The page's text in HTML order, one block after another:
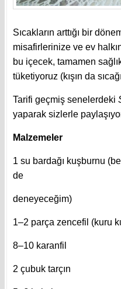
Sıcakların arttığı bir
misafirlerinize ve ev
bu içecek, tamamen
tüketiyoruz (kışın da
Tarifi geçmiş senelerdeki
yaparak sizlerle
Malzemeler
1 su bardağı kuşburnu
de
deneyeceğim)
1–2 parça zencefil (kuru
8–10 karanfil
2 çubuk tarçın